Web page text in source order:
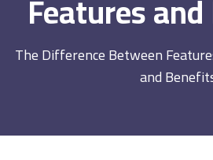
Features
The Difference Between
and